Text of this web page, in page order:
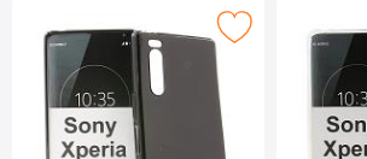
Merkitse tPU-suojakuoret Sony Xperia 5
Merkitse